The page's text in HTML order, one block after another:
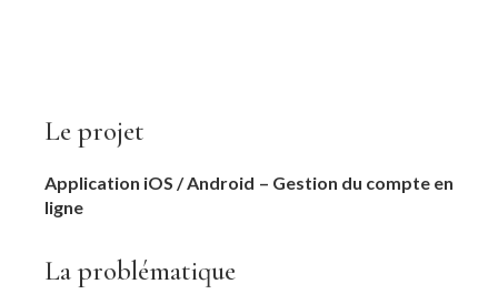
Le projet
Application iOS / Android – Gestion du compte en
ligne
La problématique